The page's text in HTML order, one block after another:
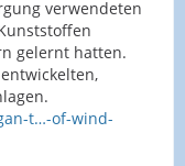
verwendeten
gelernt hatten.
t…-of-wind-